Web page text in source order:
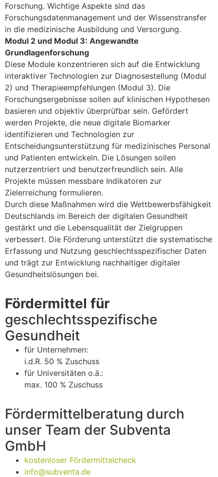
Forschung. Wichtige Aspekte sind das
Forschungsdatenmanagement und der Wissenstransfer
in die medizinische Ausbildung und Versorgung.
Modul 2 und Modul 3: Angewandte
Grundlagenforschung
Diese Module konzentrieren sich auf die Entwicklung
interaktiver Technologien zur Diagnosestellung (Modul
2) und Therapieempfehlungen (Modul 3). Die
Forschungsergebnisse sollen auf klinischen Hypothesen
basieren und objektiv überprüfbar sein. Gefördert
werden Projekte, die neue digitale Biomarker
identifizieren und Technologien zur
Entscheidungsunterstützung für medizinisches Personal
und Patienten entwickeln. Die Lösungen sollen
nutzerzentriert und benutzerfreundlich sein. Alle
Projekte müssen messbare Indikatoren zur
Zielerreichung formulieren.
Durch diese Maßnahmen wird die Wettbewerbsfähigkeit
Deutschlands im Bereich der digitalen Gesundheit
gestärkt und die Lebensqualität der Zielgruppen
verbessert. Die Förderung unterstützt die systematische
Erfassung und Nutzung geschlechtsspezifischer Daten
und trägt zur Entwicklung nachhaltiger digitaler
Gesundheitslösungen bei.
Fördermittel für
geschlechtsspezifische
Gesundheit
für Unternehmen:
i.d.R. 50 % Zuschuss
für Universitäten o.ä.:
max. 100 % Zuschuss
Fördermittelberatung durch
unser Team der Subventa
GmbH
kostenloser Fördermittelcheck
info@subventa.de